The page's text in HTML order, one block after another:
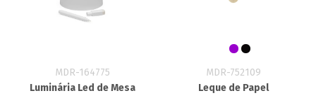
MDR-164775
Luminária Led de Mesa
MDR-752109
Leque de Papel